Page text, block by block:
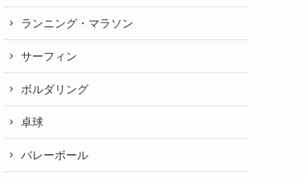
ランニング・マラソン
サーフィン
ボルダリング
卓球
バレーボール